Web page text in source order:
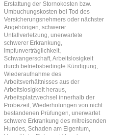
Erstattung der Stornokosten bzw.
Umbuchungskosten bei Tod des
Versicherungsnehmers oder nächster
Angehörigen, schwerer
Unfallverletzung, unerwartete
schwerer Erkrankung,
Impfunverträglichkeit,
Schwangerschaft, Arbeitslosigkeit
durch betriebsbedingte Kündigung,
Wiederaufnahme des
Arbeitsverhältnisses aus der
Arbeitslosigkeit heraus,
Arbeitsplatzwechsel innerhalb der
Probezeit, Wiederholungen von nicht
bestandenen Prüfungen, unerwartet
schwere Erkrankung des mitreisenden
Hundes, Schaden am Eigentum,